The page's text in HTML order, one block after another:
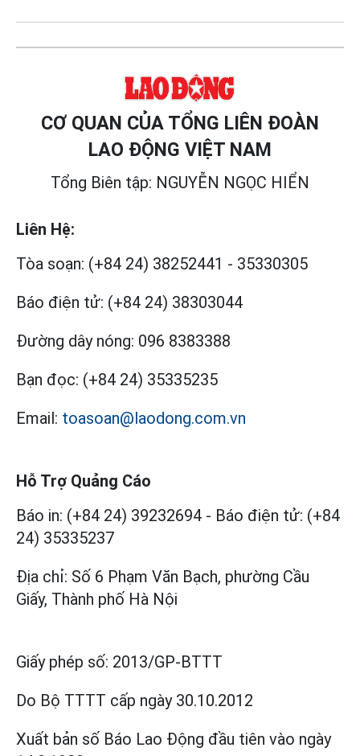
CƠ QUAN CỦA TỔNG LIÊN ĐOÀN
LAO ĐỘNG VIỆT NAM
Tổng Biên tập: NGUYỄN NGỌC HIỂN
Liên Hệ:
Tòa soạn: (+84 24) 38252441 - 35330305
Báo điện tử: (+84 24) 38303044
Đường dây nóng: 096 8383388
Bạn đọc: (+84 24) 35335235
Email: toasoan@laodong.com.vn
Hỗ Trợ Quảng Cáo
Báo in: (+84 24) 39232694 - Báo điện tử: (+84
24) 35335237
Địa chỉ: Số 6 Phạm Văn Bạch, phường Cầu
Giấy, Thành phố Hà Nội
Giấy phép số: 2013/GP-BTTT
Do Bộ TTTT cấp ngày 30.10.2012
Xuất bản số Báo Lao Động đầu tiên vào ngày